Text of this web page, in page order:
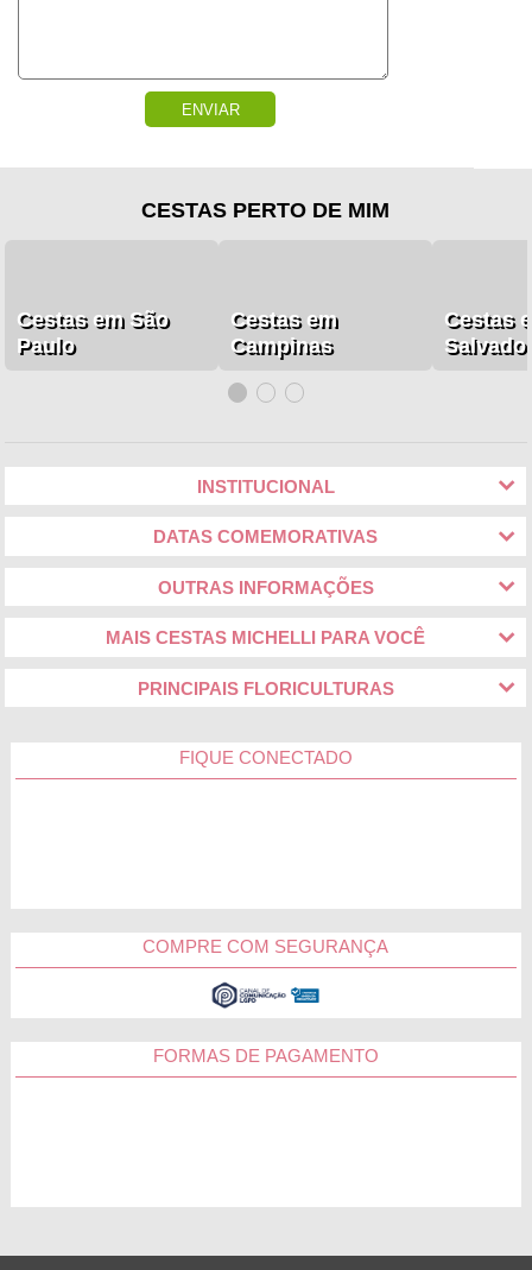
ENVIAR
CESTAS PERTO DE MIM
Cestas em São
Paulo
Cestas em
Campinas
Cestas
INSTITUCIONAL
DATAS COMEMORATIVAS
OUTRAS INFORMAÇÕES
MAIS CESTAS MICHELLI PARA VOCÊ
PRINCIPAIS FLORICULTURAS
FIQUE CONECTADO
COMPRE COM SEGURANÇA
FORMAS DE PAGAMENTO